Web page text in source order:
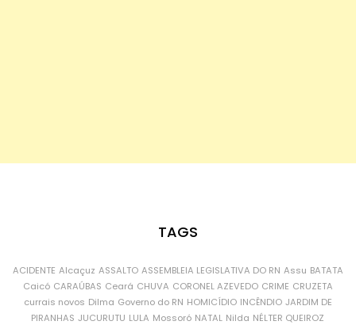
TAGS
ACIDENTE Alcaçuz ASSALTO ASSEMBLEIA LEGISLATIVA DO RN Assu BATATA
Caicó CARAÚBAS Ceará CHUVA CORONEL AZEVEDO CRIME CRUZETA
currais novos Dilma Governo do RN HOMICÍDIO INCÊNDIO JARDIM DE
PIRANHAS JUCURUTU LULA Mossoró NATAL Nilda NÉLTER QUEIROZ